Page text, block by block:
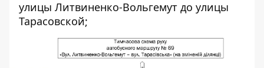
улицы Литвиненко-Вольгемут до улицы
Тарасовской;